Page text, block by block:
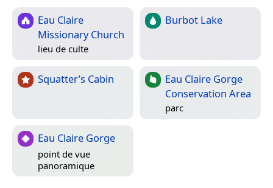
Eau Claire
Missionary Church
lieu de culte
Burbot Lake
Squatter’s Cabin
Eau Claire Gorge
Conservation Area
parc
Eau Claire Gorge
point de vue
panoramique